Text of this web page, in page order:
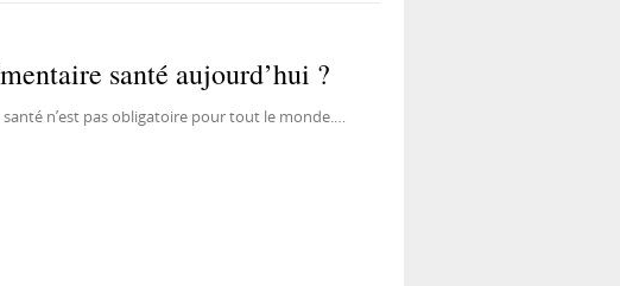
santé aujourd’hui ?
n’est pas obligatoire pour tout le monde.…